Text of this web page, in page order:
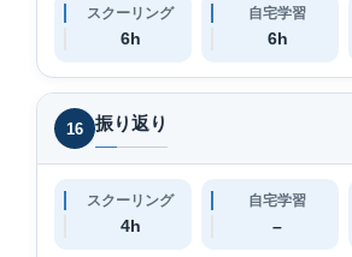
スクーリング
6h
自宅学習
6h
16 振り返り
スクーリング
4h
自宅学習
–